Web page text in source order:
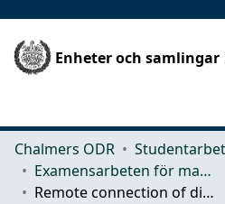
Enheter och samlingar
Chalmers ODR
Examensarbeten för masterexamen
Remote connection of diagnostic tool